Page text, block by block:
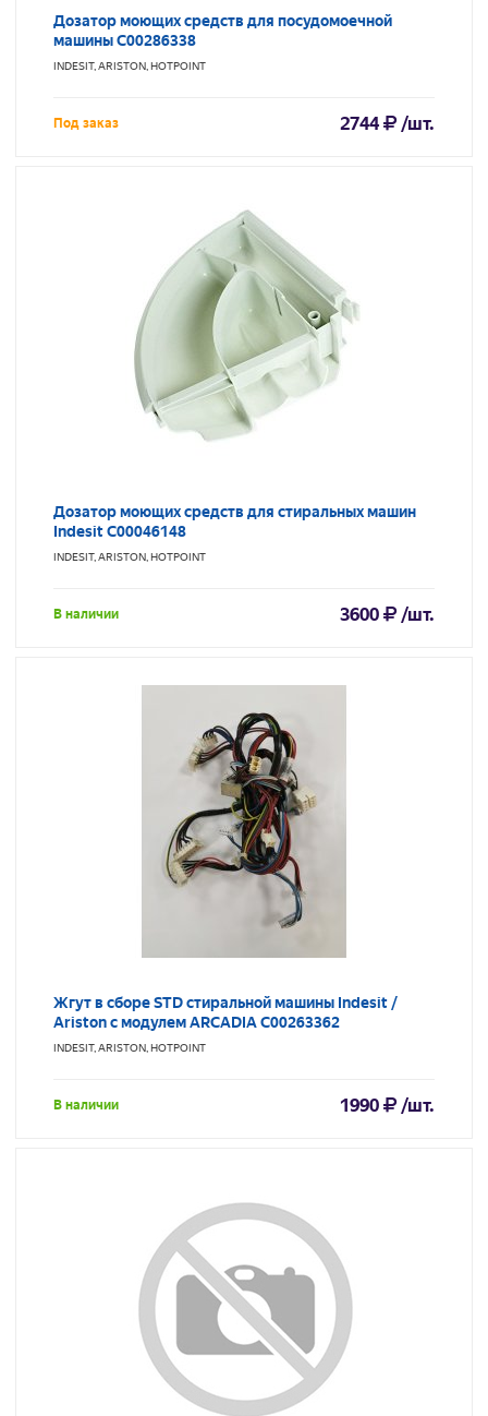
Дозатор моющих средств для посудомоечной
машины C00286338
INDESIT, ARISTON, HOTPOINT
Под заказ 2744 /шт.
Дозатор моющих средств для стиральных машин
Indesit C00046148
INDESIT, ARISTON, HOTPOINT
В наличии 3600 /шт.
Жгут в сборе STD стиральной машины Indesit /
Ariston с модулем ARCADIA С00263362
INDESIT, ARISTON, HOTPOINT
В наличии 1990 /шт.